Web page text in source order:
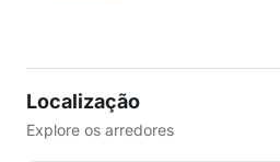
Localização
Explore os arredores